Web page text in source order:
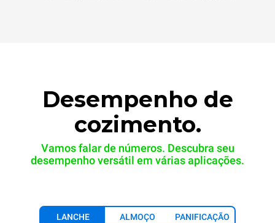
Desempenho de
cozimento.
Vamos falar de números. Descubra seu
desempenho versátil em várias aplicações.
LANCHE ALMOÇO PANIFICAÇÃO